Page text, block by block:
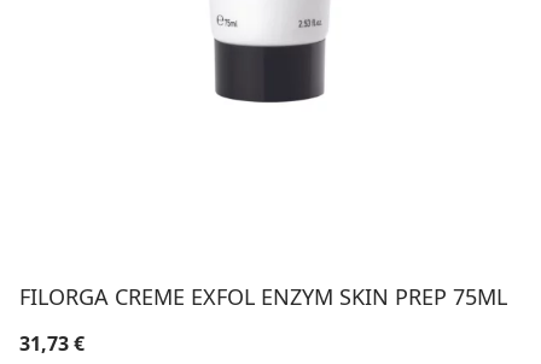
FILORGA CREME EXFOL ENZYM SKIN PREP 75ML
31,73€